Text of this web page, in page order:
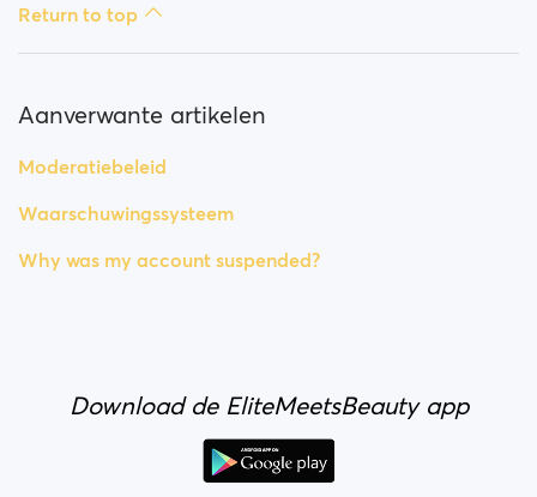
Return to top
Aanverwante artikelen
Moderatiebeleid
Waarschuwingssysteem
Why was my account suspended?
Download de EliteMeetsBeauty app